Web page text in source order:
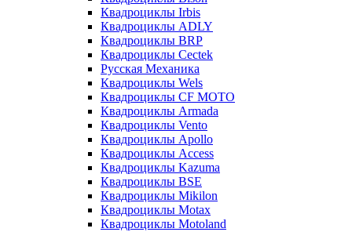
Квадроциклы Irbis
Квадроциклы ADLY
Квадроциклы BRP
Квадроциклы Cectek
Русская Механика
Квадроциклы Wels
Квадроциклы CF MOTO
Квадроциклы Armada
Квадроциклы Vento
Квадроциклы Apollo
Квадроциклы Access
Квадроциклы Kazuma
Квадроциклы BSE
Квадроциклы Mikilon
Квадроциклы Motax
Квадроциклы Motoland